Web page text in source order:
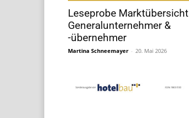
Leseprobe Marktübersicht
Generalunternehmer &
-übernehmer
Martina Schneemayer - 20. Mai 2026